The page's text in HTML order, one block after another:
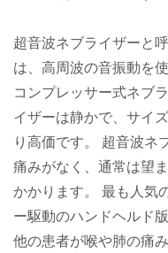
超音波ネブライザーと
は、高周波の音振動を
コンプレッサー式ネブ
イザーは静かで、サイ
り高価です。 超音波ネ
痛みがなく、通常は望
かかります。 最も人気
ー駆動のハンドヘルド
他の患者が喉や肺の痛